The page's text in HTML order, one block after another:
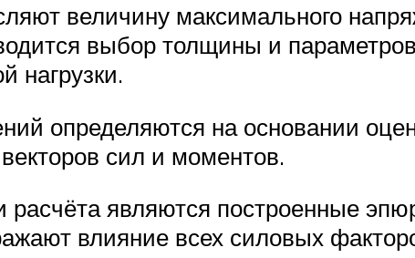
величину максимального
выбор толщины и
нагрузки.
определяются на основании
сил и моментов.
являются построенные
влияние всех силовых